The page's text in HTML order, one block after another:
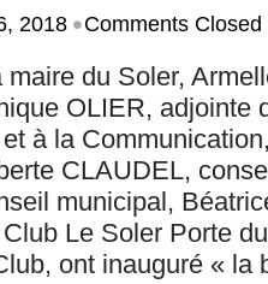
2018 •Comments Closed
du Soler,
OLIER, adjointe
à la
CLAUDEL,
municipal,
Le Soler Porte
ont inauguré « la